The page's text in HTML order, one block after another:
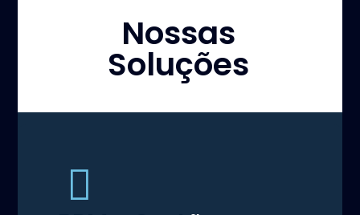
Nossas
Soluções